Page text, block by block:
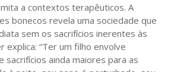
a contextos terapêuticos. A
bonecos revela uma sociedade que
sem os sacrifícios inerentes às
explica: “Ter um filho envolve
sacrifícios ainda maiores para as